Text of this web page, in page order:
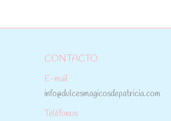
CONTACTO
E-mail
info@dulcesmagicosdepatricia.com
Teléfonos